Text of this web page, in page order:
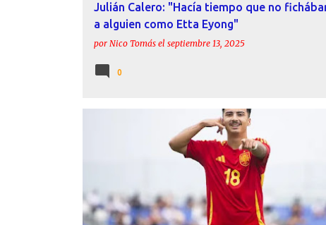
Julián Calero: "Hacía tiempo que no
a alguien como Etta Eyong"
por Nico Tomás el septiembre 13, 2025
0
LEVANTE UD PACO CORTÉS
SELECCIÓN ESPAÑOLA